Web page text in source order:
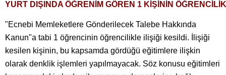
YURT DIŞINDA ÖĞRENİM GÖREN 1 KİŞİNİN
"Ecnebi Memleketlere Gönderilecek Talebe Hakkında
Kanun"a tabi 1 öğrencinin öğrencilikle ilişiği kesildi. İlişiği
kesilen kişinin, bu kapsamda gördüğü eğitimlere ilişkin
olarak denklik işlemleri yapılmayacak. Söz konusu eğitimleri